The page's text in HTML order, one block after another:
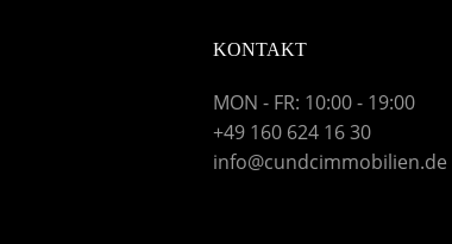
KONTAKT
MON - FR: 10:00 - 19:00
+49 160 624 16 30
info@cundcimmobilien.de